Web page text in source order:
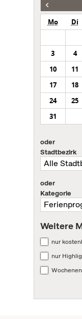
Mo Di
3
4
10
11
17
18
24
25
31
oder
Stadtbezirk
oder
Kategorie
Weitere
nur
nur